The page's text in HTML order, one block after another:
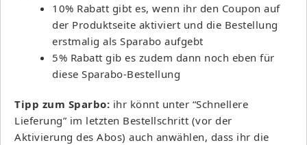
10% Rabatt gibt es, wenn ihr den Coupon auf
der Produktseite aktiviert und die Bestellung
erstmalig als Sparabo aufgebt
5% Rabatt gib es zudem dann noch eben für
diese Sparabo-Bestellung
Tipp zum Sparbo: ihr könnt unter “Schnellere
Lieferung” im letzten Bestellschritt (vor der
Aktivierung des Abos) auch anwählen, dass ihr die